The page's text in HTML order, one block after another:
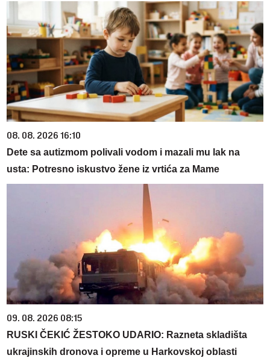
08. 08. 2026 16:10
Dete sa autizmom polivali vodom i mazali mu lak na
usta: Potresno iskustvo žene iz vrtića za Mame
09. 08. 2026 08:15
RUSKI ČEKIĆ ŽESTOKO UDARIO: Razneta skladišta
ukrajinskih dronova i opreme u Harkovskoj oblasti